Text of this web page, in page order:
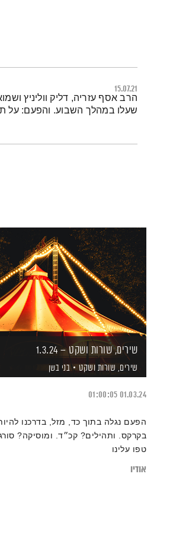
15.07.21
תמצית הפודקאסט
הרב אסף עזריה, דליק ווליניץ
שעלו במהלך השבוע. והפעם: על
שירים, שורות ושקט – 1.3.24
שירים, שורות ושקט בני בשן
01.03.24
01:00:05
הפעם נגלה בתוך כד, מזל, בדרכנו
בקרקס. ותהילים? קכ״ד. ומוסיקה?
טפו עלינו
אודיו